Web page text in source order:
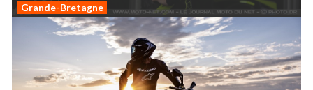
Grande-Bretagne